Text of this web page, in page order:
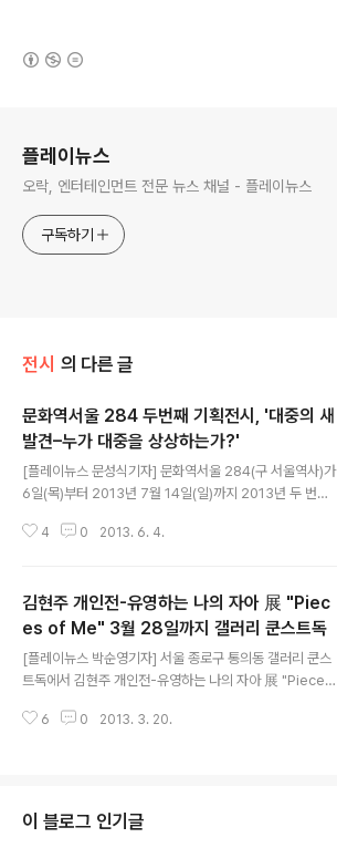
플레이뉴스
오락, 엔터테인먼트 전문 뉴스 채널 - 플레이뉴스
구독하기
전시 의 다른 글
문화역서울 284 두번째 기획전시, '대중의 새
발견–누가 대중을 상상하는가?'
[플레이뉴스 문성식기자] 문화역서울 284(구 서울역사)가
6일(목)부터 2013년 7월 14일(일)까지 2013년 두 번째
(기획 김노암)을 연다. '대중의 새발견–누가 대중을 상상하
레스 2013 - 여가의 새발견'에 이은 것이다. 오늘날 우리
는 고도성장 과정에서 만들어진 다양한 계층과 지역문화가
교차하며 만들어지는 '대중의 시대'에 살고 있다. 민족, 국
민, 대중, 시민 등 현대를 사는 사람들을 지칭하는 다양한
용어와 개념이 있지만 그 중 특히 '대중'이라는 개념은 보다
많은 의미를 담고 있다. 근대 산업사회 이후 등장한 '대
4 0 2013. 6. 4.
김현주 개인전-유영하는 나의 자아 展 "Piec
es of Me" 3월 28일까지 갤러리 쿤스트독
[플레이뉴스 박순영기자] 서울 종로구 통의동 갤러리 쿤스
트독에서 김현주 개인전-유영하는 나의 자아 展 "Pieces
나의 자아 展은 쿤스트 독 갤러리 전시작가 공모 당선 작가
크화 된 가상공간에서의 현대인의 삶과 정체성에 대한 이
야기를 풀어놓는다. 전시의 전반적인 형식은 전형적인 스
6 0 2013. 3. 20.
이 블로그 인기글